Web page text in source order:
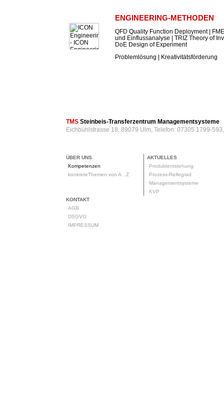
ENGINEERING-METHODEN
QFD Quality Function Deployment |
und Einflussanalyse | TRIZ Theory of
DoE Design of Experiment
Problemlösung | Kreativitätsförderung
TMS Steinbeis-Transferzentrum Managementsysteme
Eichbühlstrasse 18, 89079 Ulm, Telefon: 07305 1799-
ÜBER UNS
Kompetenzen
konkreteThemen von A...Z
AKTUELLES
Produktentstehung
Prozess-Reifegrad
Managementsysteme
KVP
KONTAKT
AGB
DSGVO
IMPRESSUM